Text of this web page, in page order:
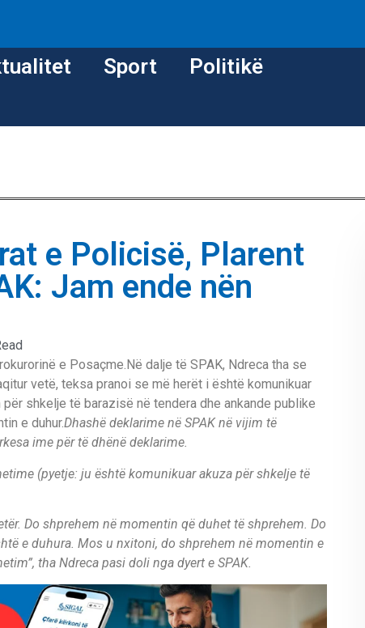
Sport Politikë
e Policisë, Plarent
Jam ende nën
e Posaçme.Në dalje të SPAK, Ndreca tha se
vetë, teksa pranoi se më herët i është komunikuar
shkelje të barazisë në tendera dhe ankande publike
e duhur.Dhashë deklarime në SPAK në vijim të
ime për të dhënë deklarime.
(pyetje: ju është komunikuar akuza për shkelje të
Do shprehem në momentin që duhet të shprehem. Do
e duhura. Mos u nxitoni, do shprehem në momentin e
tha Ndreca pasi doli nga dyert e SPAK.